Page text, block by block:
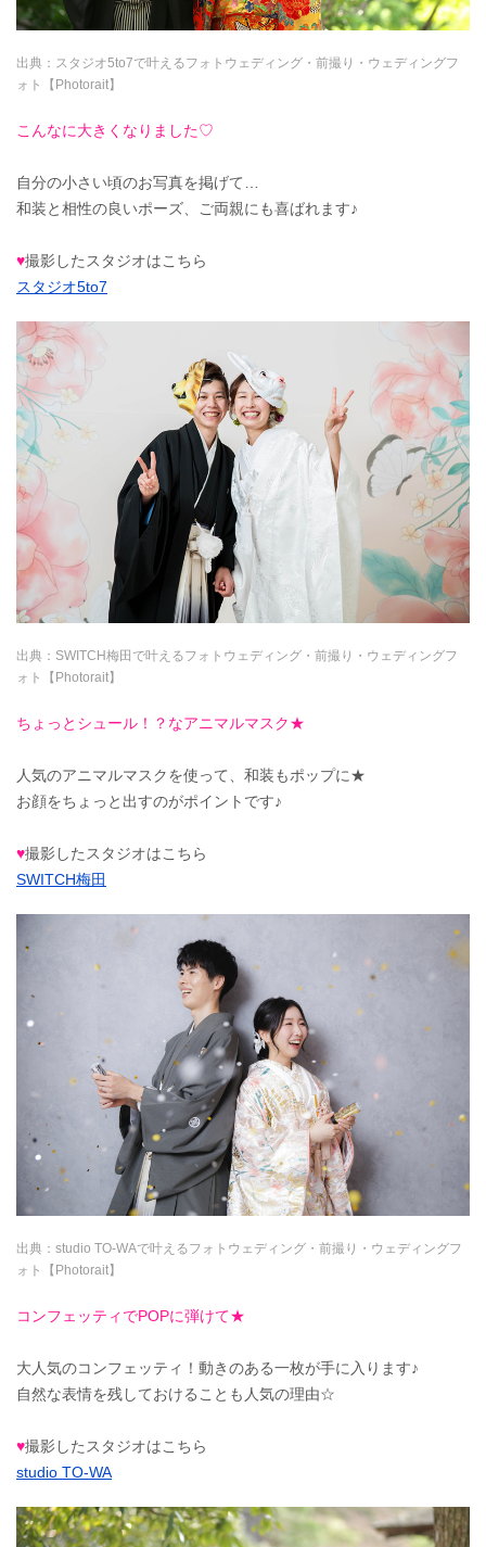
出典： スタジオ5to7で叶えるフォトウェディング・前撮り・ウェディングフ
ォト【Photorait】
こんなに大きくなりました♡
自分の小さい頃のお写真を掲げて…
和装と相性の良いポーズ、ご両親にも喜ばれます♪
♥撮影したスタジオはこちら
スタジオ5to7
出典： SWITCH梅田で叶えるフォトウェディング・前撮り・ウェディングフ
ォト【Photorait】
ちょっとシュール！？なアニマルマスク★
人気のアニマルマスクを使って、和装もポップに★
お顔をちょっと出すのがポイントです♪
♥撮影したスタジオはこちら
SWITCH梅田
出典： studio TO-WAで叶えるフォトウェディング・前撮り・ウェディングフ
ォト【Photorait】
コンフェッティでPOPに弾けて★
大人気のコンフェッティ！動きのある一枚が手に入ります♪
自然な表情を残しておけることも人気の理由☆
♥撮影したスタジオはこちら
studio TO-WA